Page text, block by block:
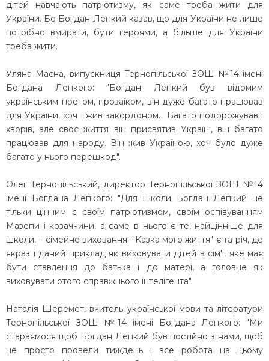
дітей навчають патріотизму, як саме треба жити для
України. Бо Богдан Лепкий казав, що для України не лише
потрібно вмирати, бути героями, а більше для України
треба жити.
Уляна Масна, випускниця Тернопільської ЗОШ №14 імені
Богдана Лепкого: "Богдан Лепкий був відомим
українським поетом, прозаїком, він дуже багато працював
для України, хоч і жив закордоном. Багато подорожував і
хворів, але своє життя він присвятив Україні, він багато
працював для народу. Він жив Україною, хоч було дуже
багато у нього перешкод".
Олег Тернопільський, директор Тернопільської ЗОШ №14
імені Богдана Лепкого: "Для школи Богдан Лепкий не
тільки цінним є своїм патріотизмом, своїм оспівуванням
Мазепи і козаччини, а саме в нього є те, найцінніше для
школи, – сімейне виховання. "Казка мого життя" є та річ, де
якраз і даний приклад як виховувати дітей в сім'ї, яке має
бути ставлення до батька і до матері, а головне як
виховувати отого справжнього інтелігента".
Наталія Шеремет, вчитель української мови та літератури
Тернопільської ЗОШ №14 імені Богдана Лепкого: "Ми
стараємося щоб Богдан Лепкий був постійно з нами, щоб
не просто провели тиждень і все робота на цьому